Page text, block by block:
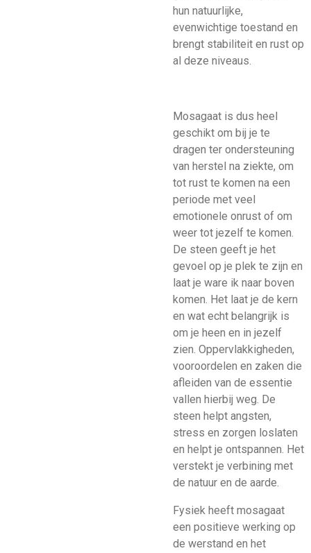
hun natuurlijke,
evenwichtige toestand en
brengt stabiliteit en rust op
al deze niveaus.
Mosagaat is dus heel
geschikt om bij je te
dragen ter ondersteuning
van herstel na ziekte, om
tot rust te komen na een
periode met veel
emotionele onrust of om
weer tot jezelf te komen.
De steen geeft je het
gevoel op je plek te zijn en
laat je ware ik naar boven
komen. Het laat je de kern
en wat echt belangrijk is
om je heen en in jezelf
zien. Oppervlakkigheden,
vooroordelen en zaken die
afleiden van de essentie
vallen hierbij weg. De
steen helpt angsten,
stress en zorgen loslaten
en helpt je ontspannen. Het
verstekt je verbining met
de natuur en de aarde.
Fysiek heeft mosagaat
een positieve werking op
de werstand en het